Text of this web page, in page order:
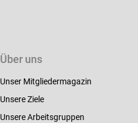
Über uns
Unser Mitgliedermagazin
Unsere Ziele
Unsere Arbeitsgruppen